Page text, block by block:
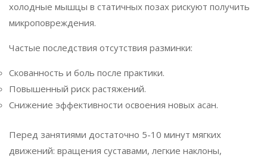
холодные мышцы в статичных позах рискуют получить
микроповреждения.
Частые последствия отсутствия разминки:
Скованность и боль после практики.
Повышенный риск растяжений.
Снижение эффективности освоения новых асан.
Перед занятиями достаточно 5-10 минут мягких
движений: вращения суставами, легкие наклоны,